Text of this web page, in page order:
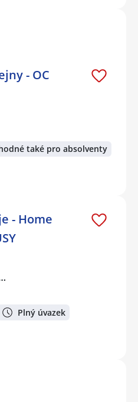
- OC
také pro absolventy
- Home
Plný úvazek